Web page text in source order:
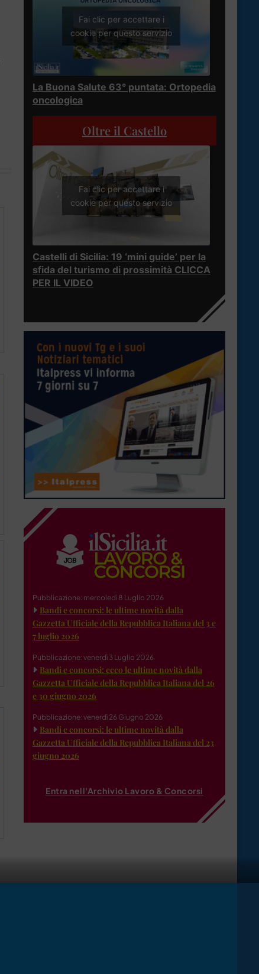
Fai clic per accettare i
cookie per questo servizio
La Buona Salute 63° puntata: Ortopedia
oncologica
Oltre il Castello
Fai clic per accettare i
cookie per questo servizio
Castelli di Sicilia: 19 ‘mini guide’ per la
sfida del turismo di prossimità CLICCA
PER IL VIDEO
Pubblicazione: mercoledì 8 Luglio 2026
Bandi e concorsi: le ultime novità dalla
Gazzetta Ufficiale della Repubblica Italiana del 3 e
7 luglio 2026
Pubblicazione: venerdì 3 Luglio 2026
Bandi e concorsi: ecco le ultime novità dalla
Gazzetta Ufficiale della Repubblica Italiana del 26
e 30 giugno 2026
Pubblicazione: venerdì 26 Giugno 2026
Bandi e concorsi: le ultime novità dalla
Gazzetta Ufficiale della Repubblica Italiana del 23
giugno 2026
Entra nell'Archivio Lavoro & Concorsi